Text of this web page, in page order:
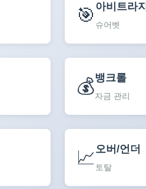
🎯 아비트라지
슈어벳
💰뱅크롤
자금 관리
📈 오버/언더
토탈